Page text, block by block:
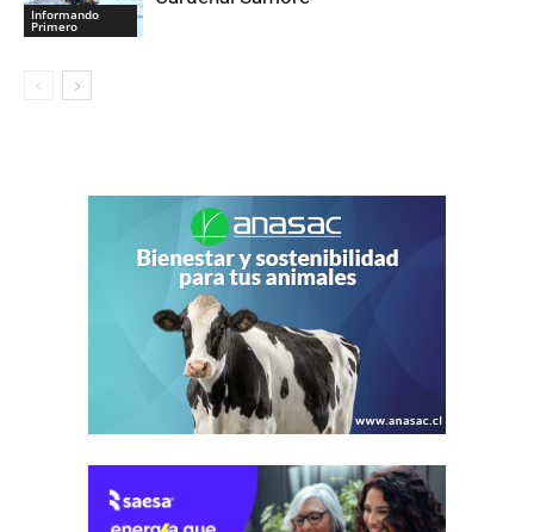
Informando
Primero